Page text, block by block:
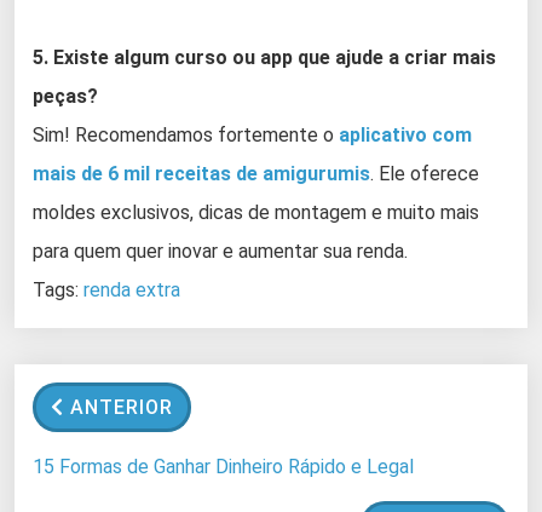
5. Existe algum curso ou app que ajude a criar mais
peças?
Sim! Recomendamos fortemente o aplicativo com
mais de 6 mil receitas de amigurumis. Ele oferece
moldes exclusivos, dicas de montagem e muito mais
para quem quer inovar e aumentar sua renda.
Tags: renda extra
ANTERIOR
15 Formas de Ganhar Dinheiro Rápido e Legal